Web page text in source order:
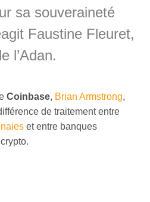
sa souveraineté
Faustine Fleuret,
l’Adan.
Coinbase, Brian Armstrong,
de traitement entre
et entre banques